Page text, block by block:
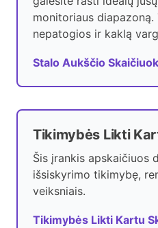
monitoriaus
nepatogios ir kaklą
Stalo Aukščio
Tikimybės Likti
Šis įrankis apskaičiuos
išsiskyrimo tikimybę,
veiksniais.
Tikimybės Likti Kartu